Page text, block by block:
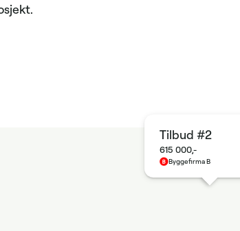
Tilbud #2
615 000,-
Byggefirma B